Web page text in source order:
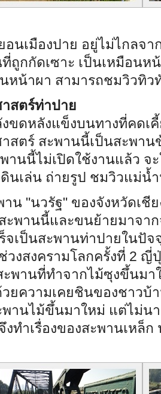
นเมืองปาย อยู่ไม่ไกลจา
กกัดเซาะ เป็นเหมือนห
หน้าผา สามารถชมวิวทิว
สตร์ท่าปาย
ขดหลังแข็งบนทางที่คดเ
สตร์ สะพานนี้เป็นสะพา
านนี้ไม่เปิดใช้งานแล้ว
ดินเล่น ถ่ายรูป ชมวิวแม่น้
น "นวรัฐ" ของจังหวัดเชี
ะพานนี้และขนย้ายมาจา
จเป็นสะพานท่าปายในปั
วงสงครามโลกครั้งที่ 2 ญี่
ะพานที่ทำจากไม้ซุงขึ้นม
วยความเคยชินของชาว
พานไม้ขึ้นมาใหม่ แต่ไม่
งทำเรื่องของสะพานเหล็